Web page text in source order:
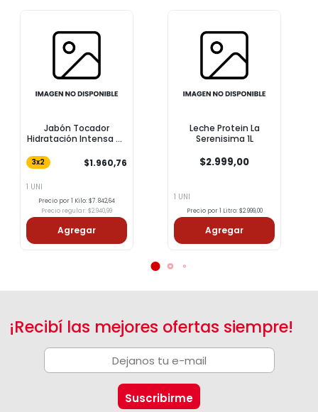
Jabón Tocador
Hidratación Intensa X3
3x2 $1.960,76
1 UNI
Precio por 1 Kilo: $7.842,64
Precio regular: $2.940,99
Agregar
Leche Protein La
Serenisima 1L
$2.999,00
1 UNI
Precio por 1 Litro: $2.999,00
Agregar
¡Recibí las mejores ofertas siempre!